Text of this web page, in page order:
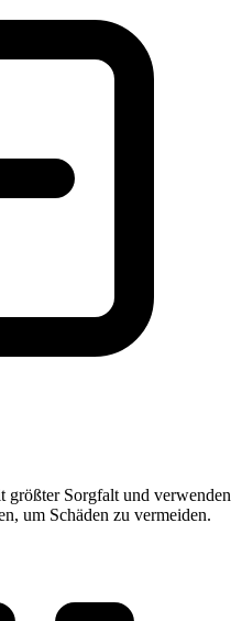
Sorgfalt und verwenden
um Schäden zu vermeiden.